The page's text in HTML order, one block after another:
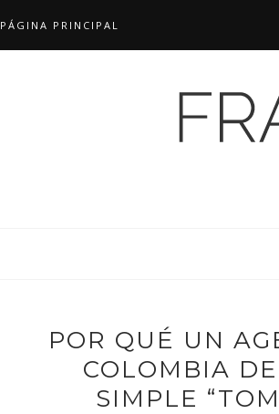
PÁGINA PRINCIPAL
POR QUÉ UN
COLOMBIA
SIMPLE